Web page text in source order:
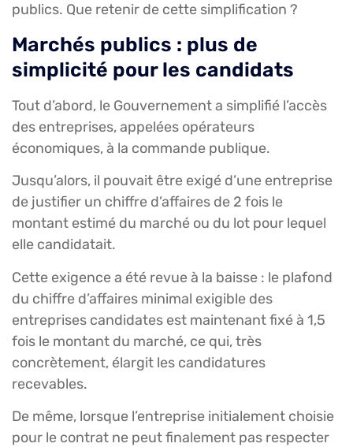
publics. Que retenir de cette simplification ?
Marchés publics : plus de
simplicité pour les candidats
Tout d’abord, le Gouvernement a simplifié l’accès
des entreprises, appelées opérateurs
économiques, à la commande publique.
Jusqu’alors, il pouvait être exigé d’une entreprise
de justifier un chiffre d’affaires de 2 fois le
montant estimé du marché ou du lot pour lequel
elle candidatait.
Cette exigence a été revue à la baisse : le plafond
du chiffre d’affaires minimal exigible des
entreprises candidates est maintenant fixé à 1,5
fois le montant du marché, ce qui, très
concrètement, élargit les candidatures
recevables.
De même, lorsque l’entreprise initialement choisie
pour le contrat ne peut finalement pas respecter